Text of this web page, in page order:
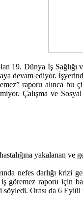
19. Dünya İş
devam ediyor.
raporu alınca
Çalışma ve
yakalanan ve
nefes darlığı
göremez raporu için
Orası da 6